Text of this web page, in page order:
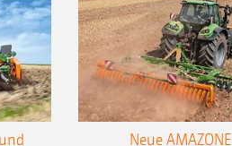
Neue AMAZONE